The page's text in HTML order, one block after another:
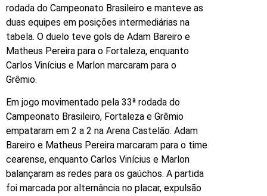
rodada do Campeonato Brasileiro e manteve as
duas equipes em posições intermediárias na
tabela. O duelo teve gols de Adam Bareiro e
Matheus Pereira para o Fortaleza, enquanto
Carlos Vinícius e Marlon marcaram para o
Grêmio.
Em jogo movimentado pela 33ª rodada do
Campeonato Brasileiro, Fortaleza e Grêmio
empataram em 2 a 2 na Arena Castelão. Adam
Bareiro e Matheus Pereira marcaram para o time
cearense, enquanto Carlos Vinícius e Marlon
balançaram as redes para os gaúchos. A partida
foi marcada por alternância no placar, expulsão